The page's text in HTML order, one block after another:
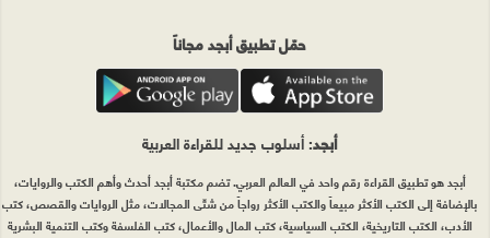
حمّل تطبيق أبجد مجاناً
أبجد: أسلوب جديد للقراءة العربية
أبجد هو تطبيق القراءة رقم واحد في العالم العربي. تضم مكتبة أبجد أحدث وأهم الكتب والروايات،
بالإضافة إلى الكتب الأكثر مبيعاً والكتب الأكثر رواجاً من شتّى المجالات، مثل الروايات والقصص، كتب
الأدب، الكتب التاريخية، الكتب السياسية، كتب المال والأعمال، كتب الفلسفة وكتب التنمية البشرية